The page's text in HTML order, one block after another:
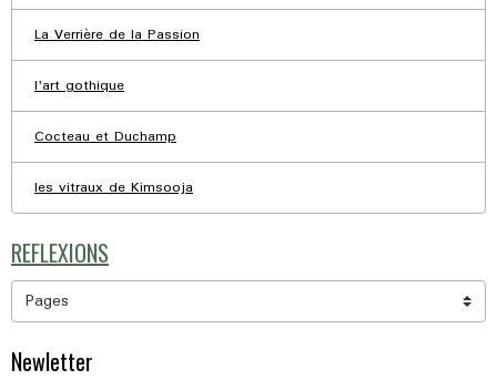
La Verrière de la Passion
l'art gothique
Cocteau et Duchamp
les vitraux de Kimsooja
REFLEXIONS
Newletter